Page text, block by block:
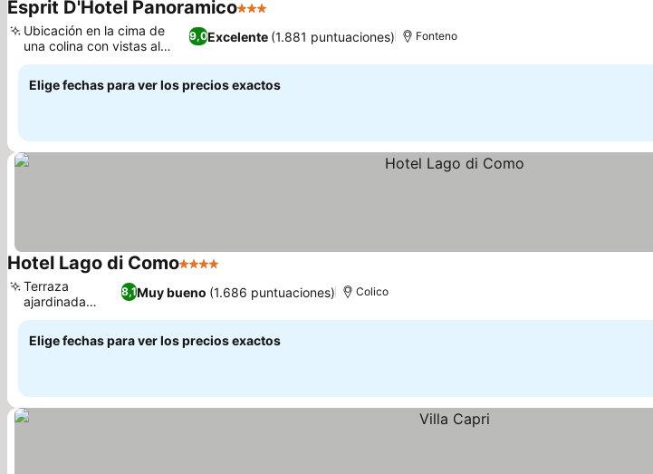
Esprit D'Hotel Panoramico3 Estrellas
9,0Excelente (1.881 puntuaciones)
Ubicación en la cima de
una colina con vistas al
lago
Fonteno
Elige fechas para ver los precios exactos
Hotel Lago di Como4 Estrellas
8,1Muy bueno (1.686 puntuaciones)
Terraza
ajardinada
tranquila
Colico
Elige fechas para ver los precios exactos